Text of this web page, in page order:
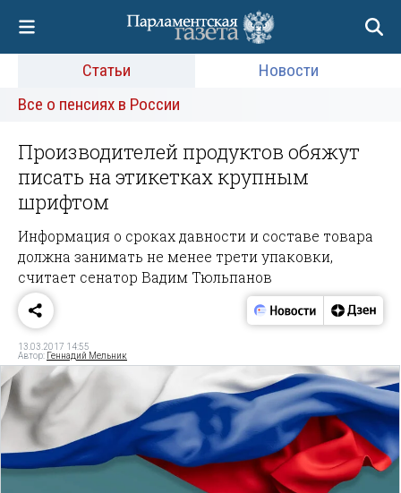
Статьи
Новости
Все о пенсиях в России
Производителей продуктов обяжут
писать на этикетках крупным
шрифтом
Информация о сроках давности и составе товара
должна занимать не менее трети упаковки,
считает сенатор Вадим Тюльпанов
13.03.2017 14:55
Автор: Геннадий Мельник